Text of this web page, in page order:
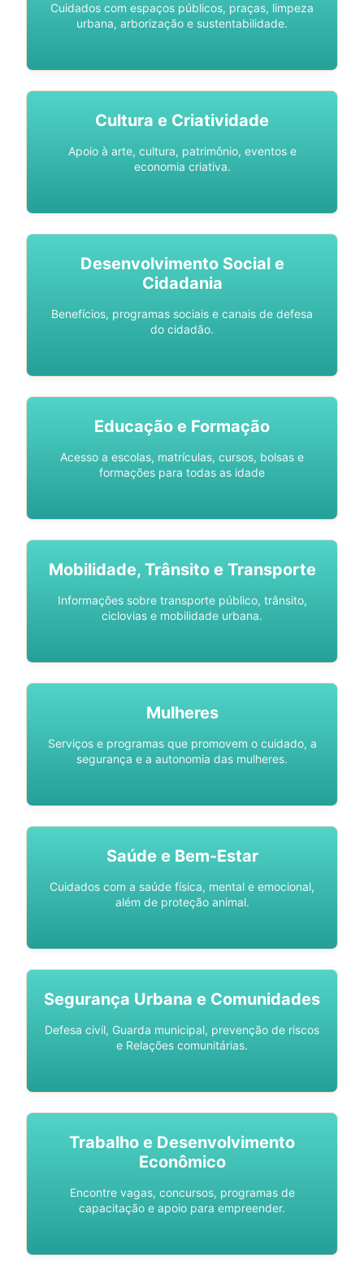
Cuidados com espaços públicos, praças, limpeza
urbana, arborização e sustentabilidade.
Cultura e Criatividade
Apoio à arte, cultura, patrimônio, eventos e
economia criativa.
Desenvolvimento Social e
Cidadania
Benefícios, programas sociais e canais de defesa
do cidadão.
Educação e Formação
Acesso a escolas, matrículas, cursos, bolsas e
formações para todas as idade
Mobilidade, Trânsito e Transporte
Informações sobre transporte público, trânsito,
ciclovias e mobilidade urbana.
Mulheres
Serviços e programas que promovem o cuidado, a
segurança e a autonomia das mulheres.
Saúde e Bem-Estar
Cuidados com a saúde física, mental e emocional,
além de proteção animal.
Segurança Urbana e Comunidades
Defesa civil, Guarda municipal, prevenção de riscos
e Relações comunitárias.
Trabalho e Desenvolvimento
Econômico
Encontre vagas, concursos, programas de
capacitação e apoio para empreender.